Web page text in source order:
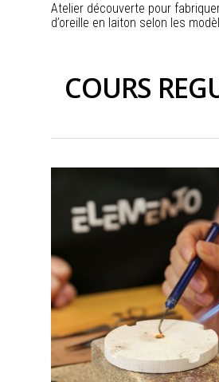
Atelier découverte pour
d’oreille en laiton selon les
COURS